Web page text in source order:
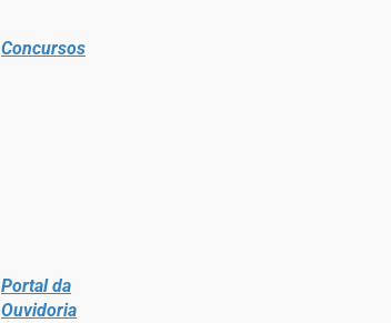
Concursos
Portal da
Ouvidoria